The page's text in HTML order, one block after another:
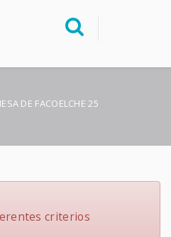
FacoElche
DE FACOELCHE 25
criterios